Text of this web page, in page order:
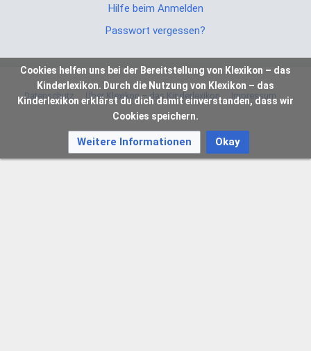
Hilfe beim Anmelden
Passwort vergessen?
Datenschutz Über Klexikon – das Kinderlexikon Impressum
Cookies helfen uns bei der Bereitstellung von Klexikon – das
Kinderlexikon. Durch die Nutzung von Klexikon – das
Kinderlexikon erklärst du dich damit einverstanden, dass wir
Cookies speichern.
Weitere Informationen Okay